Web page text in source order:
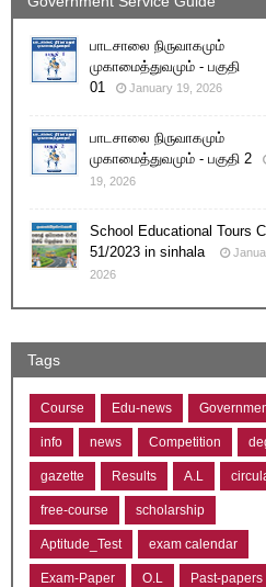
பாடசாலை நிருவாகமும்
முகாமைத்துவமும் - பகுதி
01
January 19, 2026
பாடசாலை நிருவாகமும்
முகாமைத்துவமும் - பகுதி 2
19, 2026
School Educational Tours
51/2023 in sinhala
2026
Tags
Course Edu-news
info news Competition
gazette Results A.L
free-course scholarship
Aptitude_Test exam calendar
Exam-Paper O.L Past-papers